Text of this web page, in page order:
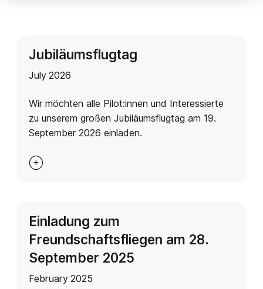
Jubiläumsflugtag
July 2026
Wir möchten alle Pilot:innen und Interessierte
zu unserem großen Jubiläumsflugtag am 19.
September 2026 einladen.

Einladung zum
Freundschaftsfliegen am 28.
September 2025
February 2025